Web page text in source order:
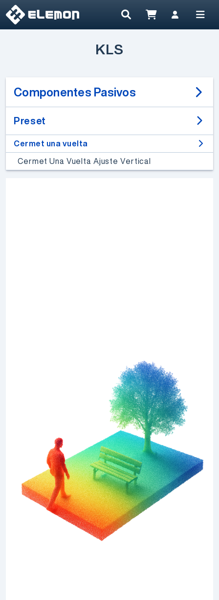
KLS
Componentes Pasivos
Preset
Cermet una vuelta
Cermet Una Vuelta Ajuste Vertical